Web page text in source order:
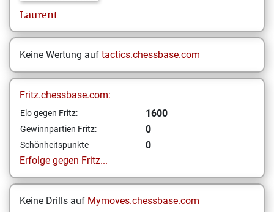
Laurent
Keine Wertung auf tactics.chessbase.com
Fritz.chessbase.com:
Elo gegen Fritz: 1600
Gewinnpartien Fritz: 0
Schönheitspunkte
0
Erfolge gegen Fritz...
Keine Drills auf Mymoves.chessbase.com